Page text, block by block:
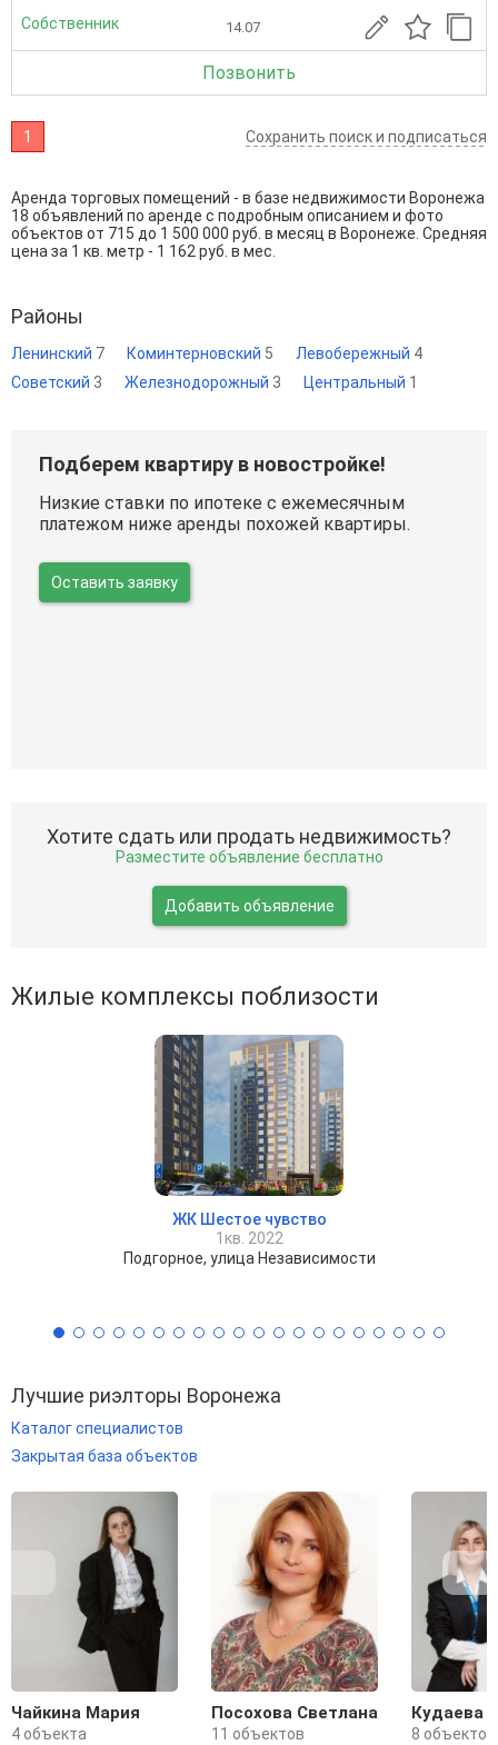
Собственник 14.07
Позвонить
1 Сохранить поиск и подписаться
Аренда торговых помещений - в базе недвижимости Воронежа
18 объявлений по аренде с подробным описанием и фото
объектов от 715 до 1 500 000 руб. в месяц в Воронеже. Средняя
цена за 1 кв. метр - 1 162 руб. в мес.
Районы
Ленинский 7 Коминтерновский 5 Левобережный 4
Советский 3 Железнодорожный 3 Центральный 1
Подберем квартиру в новостройке!
Низкие ставки по ипотеке с ежемесячным
платежом ниже аренды похожей квартиры.
Оставить заявку
Хотите сдать или продать недвижимость?
Разместите объявление бесплатно
Добавить объявление
Жилые комплексы поблизости
ЖК Шестое чувство
1кв. 2022
Подгорное, улица Независимости
Лучшие риэлторы Воронежа
Каталог специалистов
Закрытая база объектов
Чайкина Мария
4 объекта
Посохова Светлана
11 объектов
Кудаева
8 объектов